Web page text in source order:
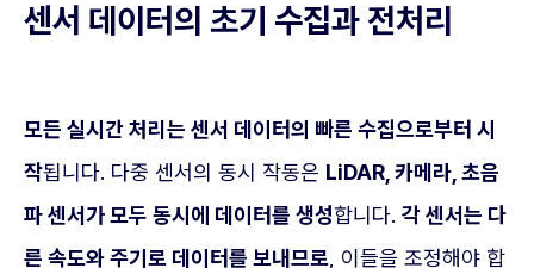
센서 데이터의 초기 수집과 전처리
모든 실시간 처리는 센서 데이터의 빠른 수집으로부터 시
작됩니다. 다중 센서의 동시 작동은 LiDAR, 카메라, 초음
파 센서가 모두 동시에 데이터를 생성합니다. 각 센서는 다
른 속도와 주기로 데이터를 보내므로 , 이들을 조정해야 합